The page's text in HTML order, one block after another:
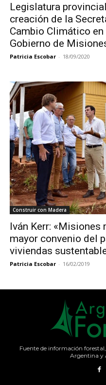
Legislatura
creación de la
Cambio Climático
Gobierno de
Patricia Escobar - 18/09/2020
Construir con Madera
Iván Kerr: «Misiones
mayor convenio del
viviendas
Patricia Escobar - 16/02/2019
Fuente de información
Argentina y